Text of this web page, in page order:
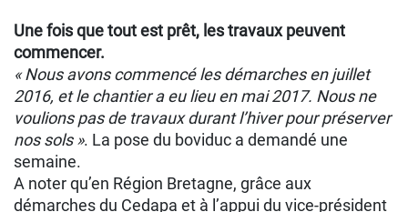
Une fois que tout est prêt, les travaux peuvent
commencer.
« Nous avons commencé les démarches en juillet
2016, et le chantier a eu lieu en mai 2017. Nous ne
voulions pas de travaux durant l’hiver pour préserver
nos sols ». La pose du boviduc a demandé une
semaine.
A noter qu’en Région Bretagne, grâce aux
démarches du Cedapa et à l’appui du vice-président